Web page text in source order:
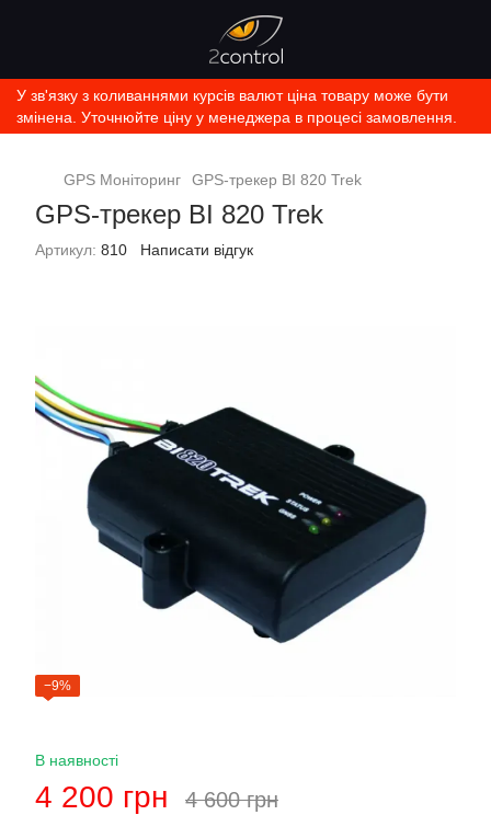
У зв'язку з коливаннями курсів валют ціна товару може бути
змінена. Уточнюйте ціну у менеджера в процесі замовлення.
GPS Моніторинг GPS-трекер BI 820 Trek
GPS-трекер BI 820 Trek
Артикул: 810 Написати відгук
−9%
В наявності
4 200 грн 4 600 грн